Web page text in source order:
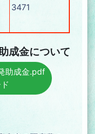
3471
成金について
助成金.pdf